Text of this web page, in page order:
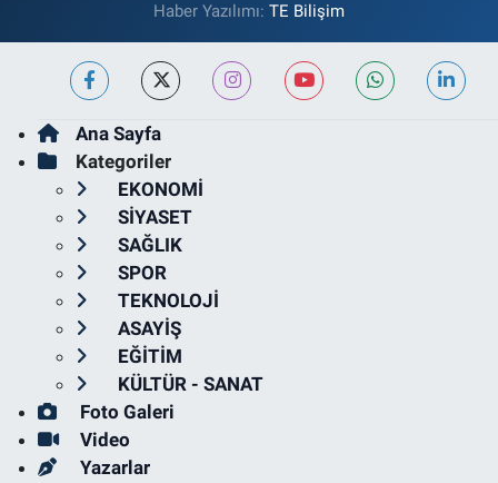
Haber Yazılımı: TE Bilişim
Ana Sayfa
Kategoriler
EKONOMİ
SİYASET
SAĞLIK
SPOR
TEKNOLOJİ
ASAYİŞ
EĞİTİM
KÜLTÜR - SANAT
Foto Galeri
Video
Yazarlar